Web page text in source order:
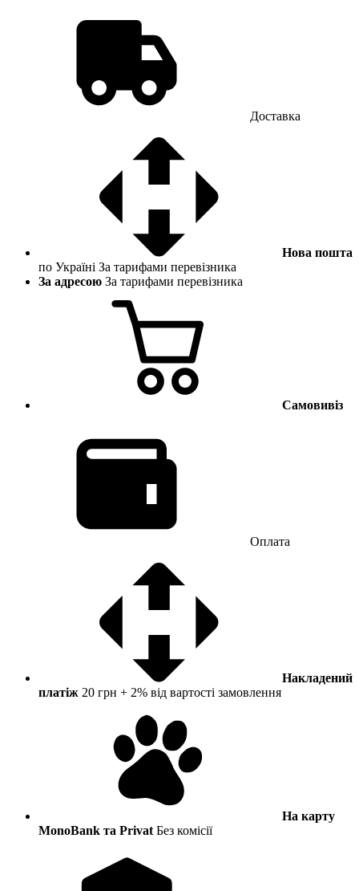
Доставка
Нова пошта
по Україні За тарифами перевізника
За адресою За тарифами перевізника
Самовивіз
Оплата
Накладений
платіж 20 грн + 2% від вартості замовлення
На карту
MonoBank та Privat Без комісії